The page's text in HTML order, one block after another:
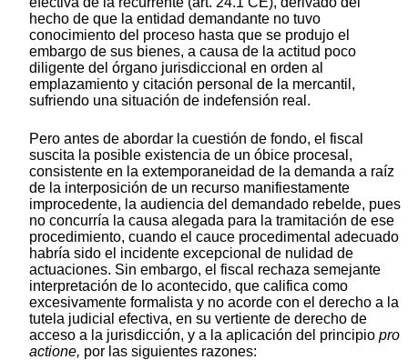
hecho de que la entidad demandante no tuvo
conocimiento del proceso hasta que se produjo el
embargo de sus bienes, a causa de la actitud poco
diligente del órgano jurisdiccional en orden al
emplazamiento y citación personal de la mercantil,
sufriendo una situación de indefensión real.
Pero antes de abordar la cuestión de fondo, el fiscal
suscita la posible existencia de un óbice procesal,
consistente en la extemporaneidad de la demanda a raíz
de la interposición de un recurso manifiestamente
improcedente, la audiencia del demandado rebelde, pues
no concurría la causa alegada para la tramitación de ese
procedimiento, cuando el cauce procedimental adecuado
habría sido el incidente excepcional de nulidad de
actuaciones. Sin embargo, el fiscal rechaza semejante
interpretación de lo acontecido, que califica como
excesivamente formalista y no acorde con el derecho a la
tutela judicial efectiva, en su vertiente de derecho de
acceso a la jurisdicción, y a la aplicación del principio pro
actione, por las siguientes razones: